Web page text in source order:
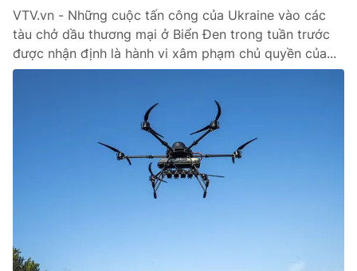
Hậu trường
Nhân vật
Khán giả
Điện ảnh
Âm nhạc
Đời sống
Du lịch
Chất lượng cuộc sống
Học trực tuyến
Hitech Công nghệ tương lai
Tư vấn
VTV.vn - Những cuộc tấn công của Ukraine vào các
tàu chở dầu thương mại ở Biển Đen trong tuần trước
được nhận định là hành vi xâm phạm chủ quyền của...